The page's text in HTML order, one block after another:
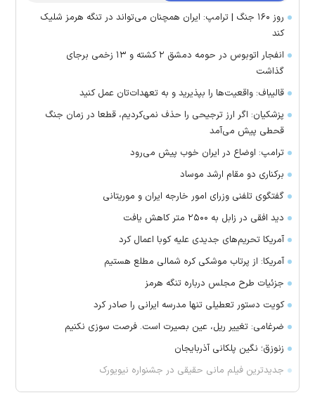
روز ۱۶۰ جنگ | ترامپ: ایران همچنان می‌تواند در تنگه هرمز شلیک
کند
انفجار اتوبوس در حومه دمشق ۲ کشته و ۱۳ زخمی برجای
گذاشت
قالیباف: واقعیت‌ها را بپذیرید و به تعهدات‌تان عمل کنید
پزشکیان: اگر ارز ترجیحی را حذف نمی‌کردیم، قطعا در زمان جنگ
قحطی پیش می‌آمد
ترامپ: اوضاع در ایران خوب پیش می‌رود
برکناری دو مقام ارشد موساد
گفتگوی تلفنی وزرای امور خارجه ایران و موریتانی
دید افقی در زابل به ۲۵۰۰ متر کاهش یافت
آمریکا تحریم‌های جدیدی علیه کوبا اعمال کرد
آمریکا: از پرتاب موشکی کره شمالی مطلع هستیم
جزئیات طرح مجلس درباره تنگه هرمز
کویت دستور تعطیلی تنها مدرسه ایرانی را صادر کرد
ضرغامی: تغییر ریل، عین بصیرت است. فرصت سوزی نکنیم
زنوزق؛ نگین پلکانی آذربایجان
جدیدترین فیلم مانی حقیقی در جشنواره نیویورک